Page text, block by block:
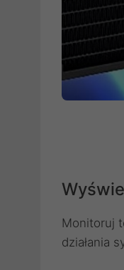
Monitoruj
działania